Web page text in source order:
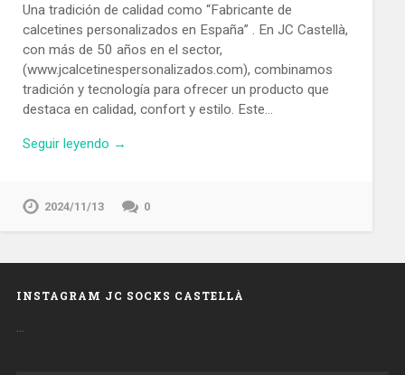
Una tradición de calidad como “Fabricante de
calcetines personalizados en España” . En JC Castellà,
con más de 50 años en el sector,
(www.jcalcetinespersonalizados.com), combinamos
tradición y tecnología para ofrecer un producto que
destaca en calidad, confort y estilo. Este…
Seguir leyendo →
2024/11/13 0
INSTAGRAM JC SOCKS CASTELLÀ
…